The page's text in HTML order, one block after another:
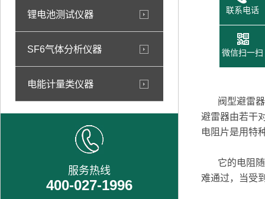
锂电池测试仪器
SF6气体分析仪器
电能计量类仪器
服务热线
400-027-1996
阀型避雷器
避雷器由若干
电阻片是用特
它的电阻随
难通过，当受
联系电话
微信扫一扫